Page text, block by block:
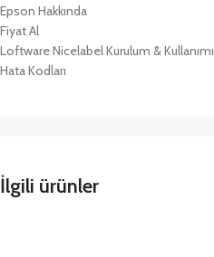
Epson Hakkında
Fiyat Al
Loftware Nicelabel Kurulum & Kullanımı
Hata Kodları
İlgili ürünler